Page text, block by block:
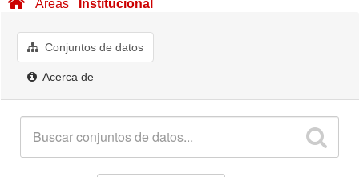
Acerca de
Áreas Institucional
Conjuntos de datos
Acerca de